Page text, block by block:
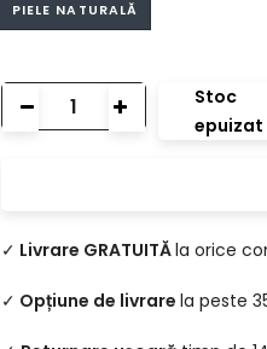
PIELE NATURALĂ
Stoc
epuizat
✓ Livrare GRATUITĂla orice
✓ Opțiune de livrare la peste